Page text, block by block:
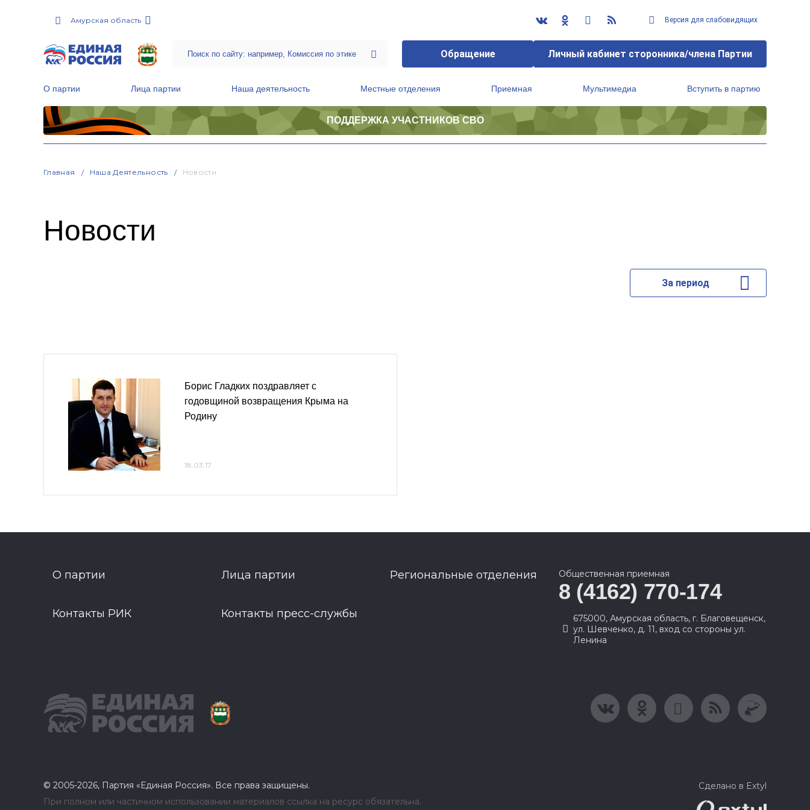
Амурская область Версия для слабовидящих
Обращение Личный кабинет сторонника/члена Партии
О партии Лица партии Наша деятельность Местные отделения Приемная Мультимедиа Вступить в партию
ПОДДЕРЖКА УЧАСТНИКОВ СВО
Главная Наша Деятельность Новости
Новости
За период
Борис Гладких поздравляет с
годовщиной возвращения Крыма на
Родину
18.03.17
О партии Лица партии Региональные отделения
Контакты РИК Контакты пресс-службы
Общественная приемная
8 (4162) 770-174
675000, Амурская область, г. Благовещенск,
ул. Шевченко, д. 11, вход со стороны ул.
Ленина
© 2005-2026, Партия «Единая Россия». Все права защищены.
При полном или частичном использовании материалов ссылка на ресурс обязательна.
Сделано в Extyl